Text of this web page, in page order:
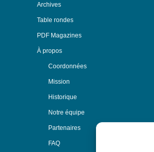
Archives
Table rondes
PDF Magazines
À propos
Coordonnées
Mission
Historique
Notre équipe
Partenaires
FAQ